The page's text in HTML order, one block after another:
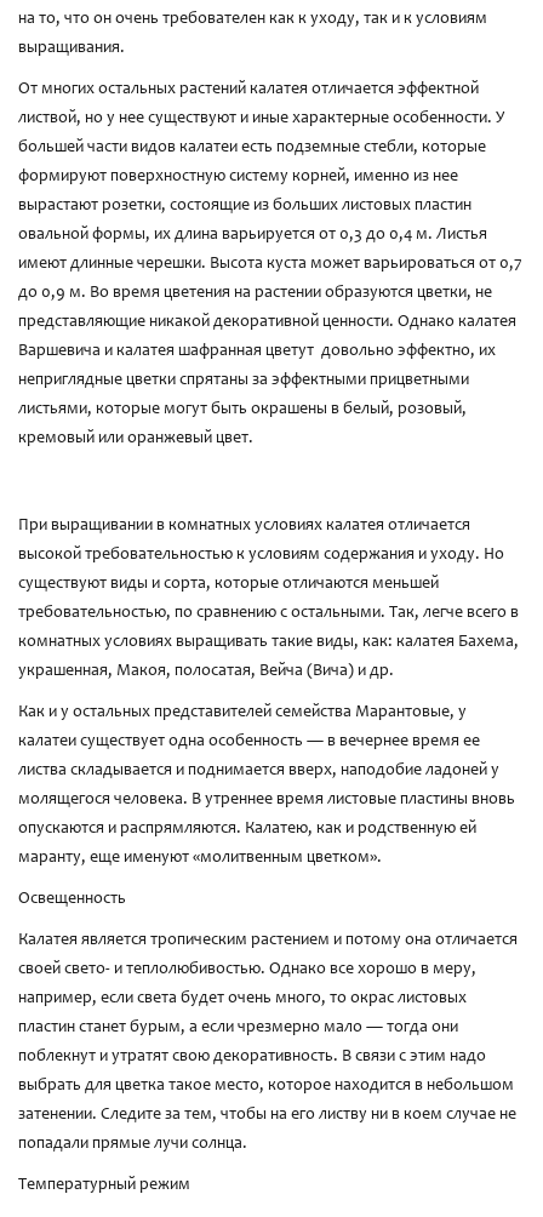
на то, что он очень требователен как к уходу, так и к условиям
выращивания.
От многих остальных растений калатея отличается эффектной
листвой, но у нее существуют и иные характерные особенности. У
большей части видов калатеи есть подземные стебли, которые
формируют поверхностную систему корней, именно из нее
вырастают розетки, состоящие из больших листовых пластин
овальной формы, их длина варьируется от 0,3 до 0,4 м. Листья
имеют длинные черешки. Высота куста может варьироваться от 0,7
до 0,9 м. Во время цветения на растении образуются цветки, не
представляющие никакой декоративной ценности. Однако калатея
Варшевича и калатея шафранная цветут довольно эффектно, их
неприглядные цветки спрятаны за эффектными прицветными
листьями, которые могут быть окрашены в белый, розовый,
кремовый или оранжевый цвет.
При выращивании в комнатных условиях калатея отличается
высокой требовательностью к условиям содержания и уходу. Но
существуют виды и сорта, которые отличаются меньшей
требовательностью, по сравнению с остальными. Так, легче всего в
комнатных условиях выращивать такие виды, как: калатея Бахема,
украшенная, Макоя, полосатая, Вейча (Вича) и др.
Как и у остальных представителей семейства Марантовые, у
калатеи существует одна особенность ― в вечернее время ее
листва складывается и поднимается вверх, наподобие ладоней у
молящегося человека. В утреннее время листовые пластины вновь
опускаются и распрямляются. Калатею, как и родственную ей
маранту, еще именуют «молитвенным цветком».
Освещенность
Калатея является тропическим растением и потому она отличается
своей свето- и теплолюбивостью. Однако все хорошо в меру,
например, если света будет очень много, то окрас листовых
пластин станет бурым, а если чрезмерно мало ― тогда они
поблекнут и утратят свою декоративность. В связи с этим надо
выбрать для цветка такое место, которое находится в небольшом
затенении. Следите за тем, чтобы на его листву ни в коем случае не
попадали прямые лучи солнца.
Температурный режим